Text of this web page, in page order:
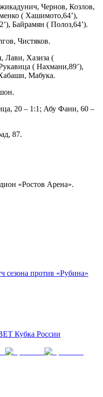
Чернов, Козлов,
( Хашимото,64’),
Байрамян ( Полоз,64’).
Чистяков.
Лави, Хазиза (
( Нахмани,89’),
Мабука.
20 – 1:1; Абу Фани, 60 –
87.
«Ростов Арена».
против «Рубина»
Кубка России